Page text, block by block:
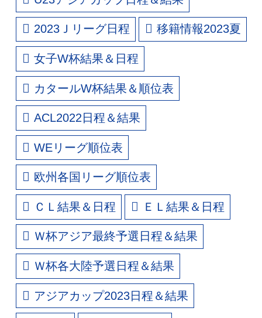
2023Ｊリーグ日程 移籍情報2023夏
女子W杯結果＆日程
カタールW杯結果＆順位表
ACL2022日程＆結果
WEリーグ順位表
欧州各国リーグ順位表
ＣＬ結果＆日程 ＥＬ結果＆日程
Ｗ杯アジア最終予選日程＆結果
Ｗ杯各大陸予選日程＆結果
アジアカップ2023日程＆結果